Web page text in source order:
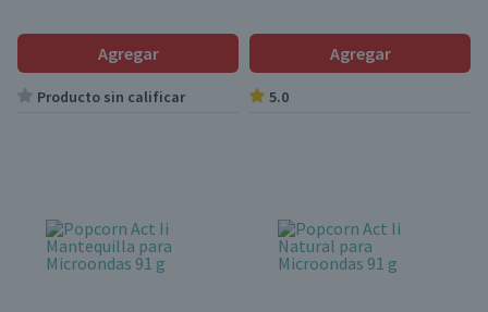
Agregar
Producto sin calificar
Agregar
5.0